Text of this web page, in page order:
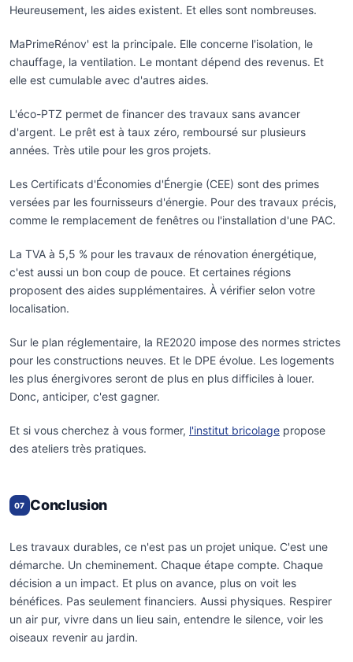
Heureusement, les aides existent. Et elles sont nombreuses.
MaPrimeRénov' est la principale. Elle concerne l'isolation, le
chauffage, la ventilation. Le montant dépend des revenus. Et
elle est cumulable avec d'autres aides.
L'éco-PTZ permet de financer des travaux sans avancer
d'argent. Le prêt est à taux zéro, remboursé sur plusieurs
années. Très utile pour les gros projets.
Les Certificats d'Économies d'Énergie (CEE) sont des primes
versées par les fournisseurs d'énergie. Pour des travaux précis,
comme le remplacement de fenêtres ou l'installation d'une PAC.
La TVA à 5,5 % pour les travaux de rénovation énergétique,
c'est aussi un bon coup de pouce. Et certaines régions
proposent des aides supplémentaires. À vérifier selon votre
localisation.
Sur le plan réglementaire, la RE2020 impose des normes strictes
pour les constructions neuves. Et le DPE évolue. Les logements
les plus énergivores seront de plus en plus difficiles à louer.
Donc, anticiper, c'est gagner.
Et si vous cherchez à vous former, l'institut bricolage propose
des ateliers très pratiques.
07 Conclusion
Les travaux durables, ce n'est pas un projet unique. C'est une
démarche. Un cheminement. Chaque étape compte. Chaque
décision a un impact. Et plus on avance, plus on voit les
bénéfices. Pas seulement financiers. Aussi physiques. Respirer
un air pur, vivre dans un lieu sain, entendre le silence, voir les
oiseaux revenir au jardin.